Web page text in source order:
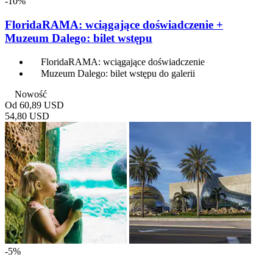
FloridaRAMA: wciągające doświadczenie +
Muzeum Dalego: bilet wstępu
FloridaRAMA: wciągające doświadczenie
Muzeum Dalego: bilet wstępu do galerii
Nowość
Od 60,89 USD
54,80 USD
-5%